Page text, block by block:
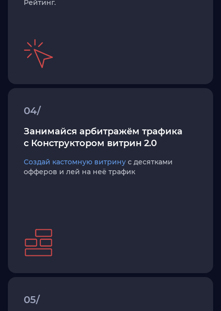
Рейтинг.
04/
Занимайся арбитражём трафика
с Конструктором витрин 2.0
Создай кастомную витрину с десятками
офферов и лей на неё трафик
05/